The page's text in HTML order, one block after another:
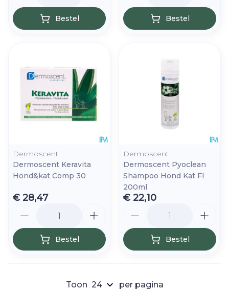
Bestel Bestel
Dermoscent
Dermoscent Keravita
Hond&kat Comp 30
€ 28,47
Bestel
Dermoscent
Dermoscent Pyoclean
Shampoo Hond Kat Fl
200ml
€ 22,10
Bestel
Toon per pagina